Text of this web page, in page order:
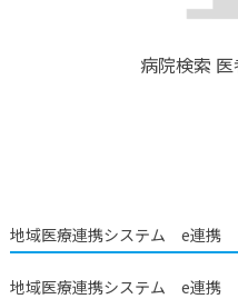
病院検索
地域医療連携システム e連携
地域医療連携システム e連携